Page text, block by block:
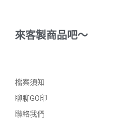
來客製商品吧～
檔案須知
聊聊GO印
聯絡我們